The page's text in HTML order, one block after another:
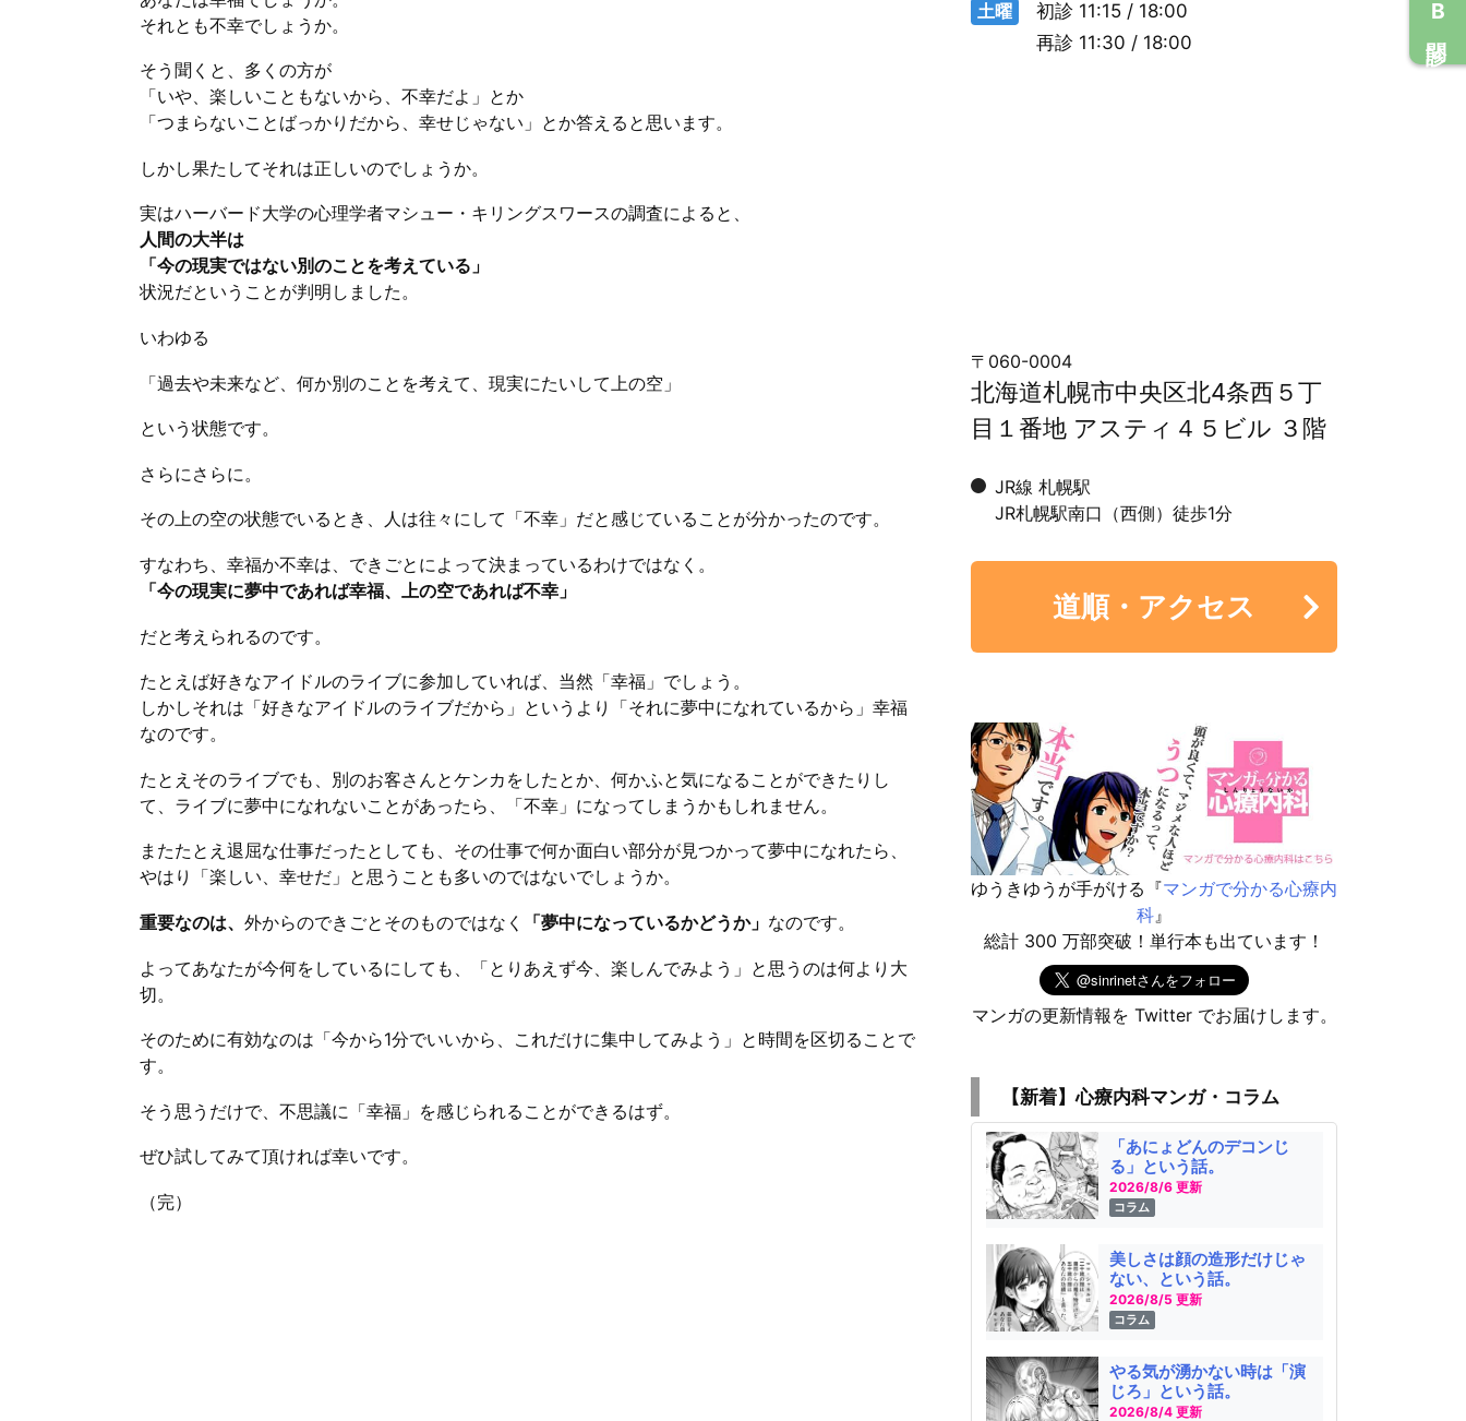
それとも不幸でしょうか。
そう聞くと、多くの方が
「いや、楽しいこともないから、不幸だよ」とか
「つまらないことばっかりだから、幸せじゃない」とか答えると思います。
しかし果たしてそれは正しいのでしょうか。
実はハーバード大学の心理学者マシュー・キリングスワースの調査によると、
人間の大半は
「今の現実ではない別のことを考えている」
状況だということが判明しました。
いわゆる
「過去や未来など、何か別のことを考えて、現実にたいして上の空」
という状態です。
さらにさらに。
その上の空の状態でいるとき、人は往々にして「不幸」だと感じていることが分かったのです。
すなわち、幸福か不幸は、できごとによって決まっているわけではなく。
「今の現実に夢中であれば幸福、上の空であれば不幸」
だと考えられるのです。
たとえば好きなアイドルのライブに参加していれば、当然「幸福」でしょう。
しかしそれは「好きなアイドルのライブだから」というより「それに夢中になれているから」幸福
なのです。
たとえそのライブでも、別のお客さんとケンカをしたとか、何かふと気になることができたりし
て、ライブに夢中になれないことがあったら、「不幸」になってしまうかもしれません。
またたとえ退屈な仕事だったとしても、その仕事で何か面白い部分が見つかって夢中になれたら、
やはり「楽しい、幸せだ」と思うことも多いのではないでしょうか。
重要なのは、 外からのできごとそのものではなく 「夢中になっているかどうか」 なのです。
よってあなたが今何をしているにしても、「とりあえず今、楽しんでみよう」と思うのは何より大
切。
そのために有効なのは「今から1分でいいから、これだけに集中してみよう」と時間を区切ることで
す。
そう思うだけで、不思議に「幸福」を感じられることができるはず。
ぜひ試してみて頂ければ幸いです。
（完）
土曜
初診 11:15 / 18:00
再診 11:30 / 18:00
〒060-0004
北海道札幌市中央区北4条西５丁
目１番地 アスティ４５ビル ３階
JR線 札幌駅
JR札幌駅南口（西側）徒歩1分
道順・アクセス
ゆうきゆうが手がける『マンガで分かる心療内
科』
総計 300 万部突破！単行本も出ています！
マンガの更新情報を Twitter でお届けします。
【新着】心療内科マンガ・コラム
「あにょどんのデコンじ
る」という話。
2026/8/6 更新
コラム
美しさは顔の造形だけじゃ
ない、という話。
2026/8/5 更新
コラム
やる気が湧かない時は「演
じろ」という話。
2026/8/4 更新